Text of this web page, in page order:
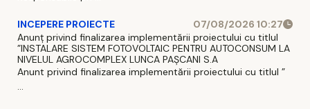
INCEPERE PROIECTE
07/08/2026 10:27
Anunț privind finalizarea implementării proiectului cu titlul
”INSTALARE SISTEM FOTOVOLTAIC PENTRU AUTOCONSUM LA
NIVELUL AGROCOMPLEX LUNCA PAȘCANI S.A
Anunt privind finalizarea implementării proiectului cu titlul ”
...